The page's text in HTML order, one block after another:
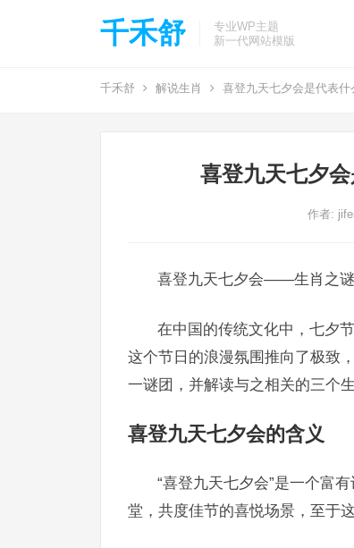
千禾舒
专业WP主题
新一代网站模版
千禾舒 解说生肖 喜登九天七夕会是代表
喜登九天七夕
作者:
喜登九天七夕会——生肖之谜
在中国的传统文化中，七夕
这个节日的浪漫氛围推向了极致
一谜团，并解读与之相关的三个生
喜登九天七夕会的含义
“喜登九天七夕会”是一个富
堂，共度佳节的喜悦场景，至于